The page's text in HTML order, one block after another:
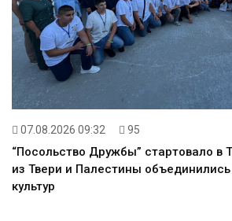
07.08.2026 09:32 95
“Посольство Дружбы” стартовало в
из Твери и Палестины
культур